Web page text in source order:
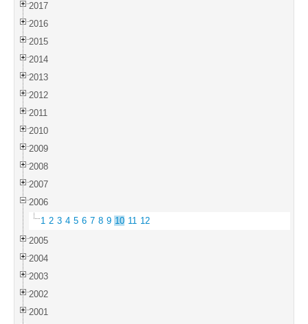
2017
2016
2015
2014
2013
2012
2011
2010
2009
2008
2007
2006
1 2 3 4 5 6 7 8 9 10 11 12
2005
2004
2003
2002
2001